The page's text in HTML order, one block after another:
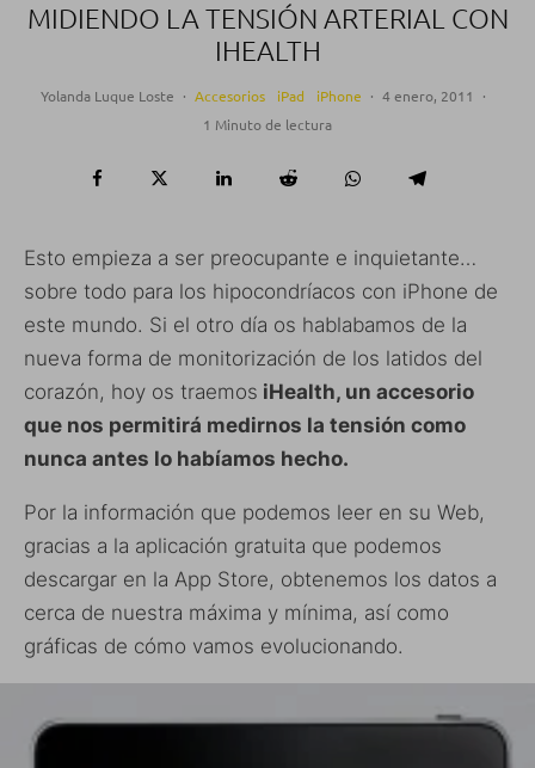
MIDIENDO LA TENSIÓN ARTERIAL CON
IHEALTH
Yolanda Luque Loste · Accesorios iPad iPhone · 4 enero, 2011
·
1 Minuto de lectura
Esto empieza a ser preocupante e inquietante…
sobre todo para los hipocondríacos con iPhone de
este mundo. Si el otro día os hablabamos de la
nueva forma de monitorización de los latidos del
corazón, hoy os traemos iHealth, un accesorio
que nos permitirá medirnos la tensión como
nunca antes lo habíamos hecho.
Por la información que podemos leer en su Web,
gracias a la aplicación gratuita que podemos
descargar en la App Store, obtenemos los datos a
cerca de nuestra máxima y mínima, así como
gráficas de cómo vamos evolucionando.